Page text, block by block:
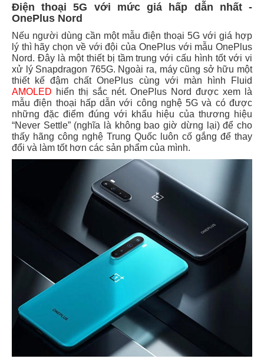
Điện thoại 5G với mức giá hấp dẫn nhất -
OnePlus Nord
Nếu người dùng cần một mẫu điện thoại 5G với giá hợp
lý thì hãy chọn về với đội của OnePlus với mẫu OnePlus
Nord. Đây là một thiết bị tầm trung với cấu hình tốt với vi
xử lý Snapdragon 765G. Ngoài ra, máy cũng sở hữu một
thiết kế đậm chất OnePlus cùng với màn hình Fluid
AMOLED hiển thị sắc nét. OnePlus Nord được xem là
mẫu điện thoại hấp dẫn với công nghệ 5G và có được
những đặc điểm đúng với khẩu hiệu của thương hiệu
“Never Settle” (nghĩa là không bao giờ dừng lại) để cho
thấy hãng công nghệ Trung Quốc luôn cố gắng để thay
đổi và làm tốt hơn các sản phẩm của mình.